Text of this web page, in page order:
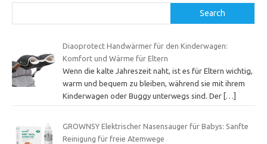
Search
Diaoprotect Handwärmer für den Kinderwagen:
Komfort und Wärme für Eltern
Wenn die kalte Jahreszeit naht, ist es für Eltern wichtig,
warm und bequem zu bleiben, während sie mit ihrem
Kinderwagen oder Buggy unterwegs sind. Der […]
GROWNSY Elektrischer Nasensauger für Babys: Sanfte
Reinigung für freie Atemwege